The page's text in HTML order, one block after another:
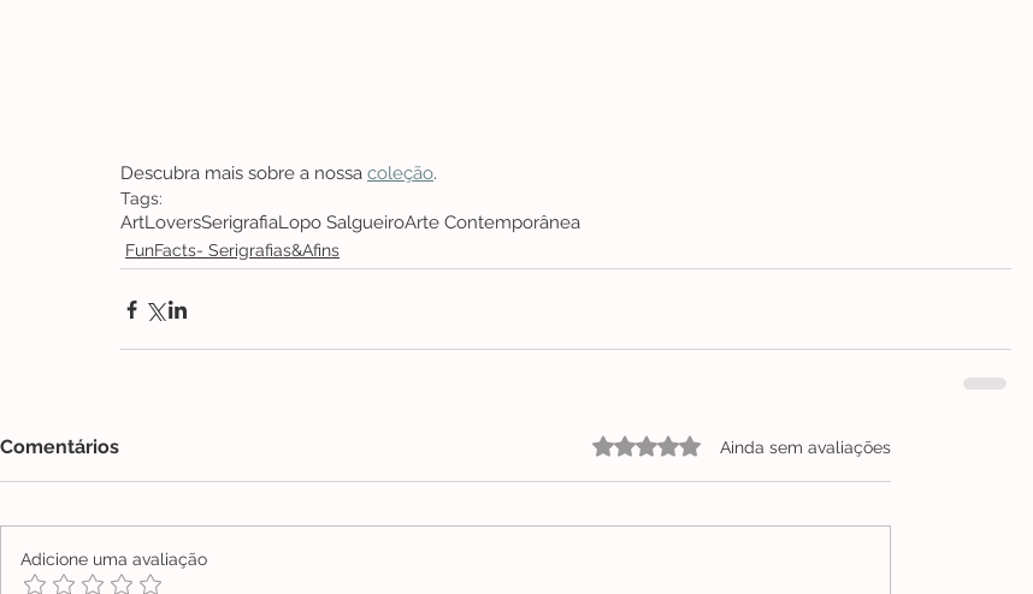
Descubra mais sobre a nossa coleção.
Tags:
ArtLoversSerigrafiaLopo SalgueiroArte Contemporânea
FunFacts- Serigrafias&Afins
Comentários Avaliado com 0 de 5 estrelas.
Ainda sem avaliações
Adicione uma avaliação